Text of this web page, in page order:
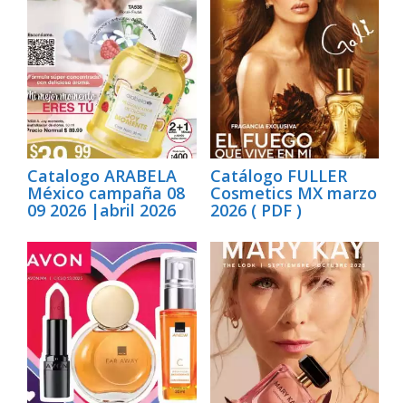
Catalogo ARABELA
México campaña 08
09 2026 |abril 2026
Catálogo FULLER
Cosmetics MX marzo
2026 ( PDF )